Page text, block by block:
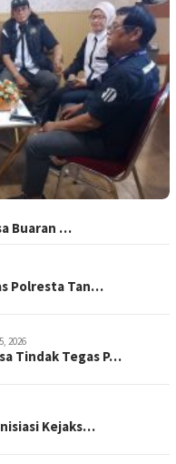
Buaran …
Polresta Tan…
2026
Tindak Tegas P…
Kejaks…